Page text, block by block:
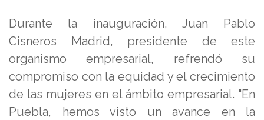
Durante la inauguración, Juan Pablo
Cisneros Madrid, presidente de este
organismo empresarial, refrendó su
compromiso con la equidad y el crecimiento
de las mujeres en el ámbito empresarial. "En
Puebla, hemos visto un avance en la